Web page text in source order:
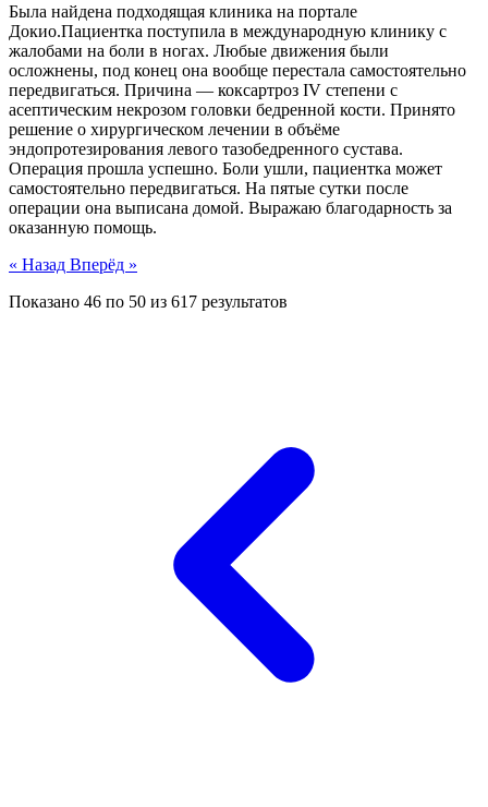
Была найдена подходящая клиника на портале
Докио.Пациентка поступила в международную клинику с
жалобами на боли в ногах. Любые движения были
осложнены, под конец она вообще перестала самостоятельно
передвигаться. Причина — коксартроз IV степени с
асептическим некрозом головки бедренной кости. Принято
решение о хирургическом лечении в объёме
эндопротезирования левого тазобедренного сустава.
Операция прошла успешно. Боли ушли, пациентка может
самостоятельно передвигаться. На пятые сутки после
операции она выписана домой. Выражаю благодарность за
оказанную помощь.
« Назад Вперёд »
Показано 46 по 50 из 617 результатов